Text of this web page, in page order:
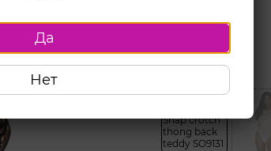
Выберите цвет
Да
Нет